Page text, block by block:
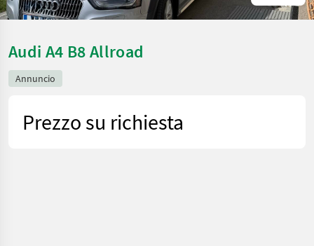
Audi A4 B8 Allroad
Annuncio
Prezzo su richiesta